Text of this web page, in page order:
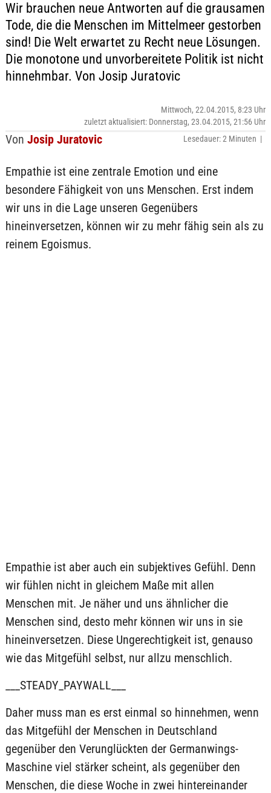
Wir brauchen neue Antworten auf die grausamen
Tode, die die Menschen im Mittelmeer gestorben
sind! Die Welt erwartet zu Recht neue Lösungen.
Die monotone und unvorbereitete Politik ist nicht
hinnehmbar. Von Josip Juratovic
Von Josip Juratovic
Mittwoch, 22.04.2015, 8:23 Uhr
zuletzt aktualisiert: Donnerstag, 23.04.2015, 21:56 Uhr
Lesedauer: 2 Minuten |
Empathie ist eine zentrale Emotion und eine
besondere Fähigkeit von uns Menschen. Erst indem
wir uns in die Lage unseren Gegenübers
hineinversetzen, können wir zu mehr fähig sein als zu
reinem Egoismus.
Empathie ist aber auch ein subjektives Gefühl. Denn
wir fühlen nicht in gleichem Maße mit allen
Menschen mit. Je näher und uns ähnlicher die
Menschen sind, desto mehr können wir uns in sie
hineinversetzen. Diese Ungerechtigkeit ist, genauso
wie das Mitgefühl selbst, nur allzu menschlich.
___STEADY_PAYWALL___
Daher muss man es erst einmal so hinnehmen, wenn
das Mitgefühl der Menschen in Deutschland
gegenüber den Verunglückten der Germanwings-
Maschine viel stärker scheint, als gegenüber den
Menschen, die diese Woche in zwei hintereinander